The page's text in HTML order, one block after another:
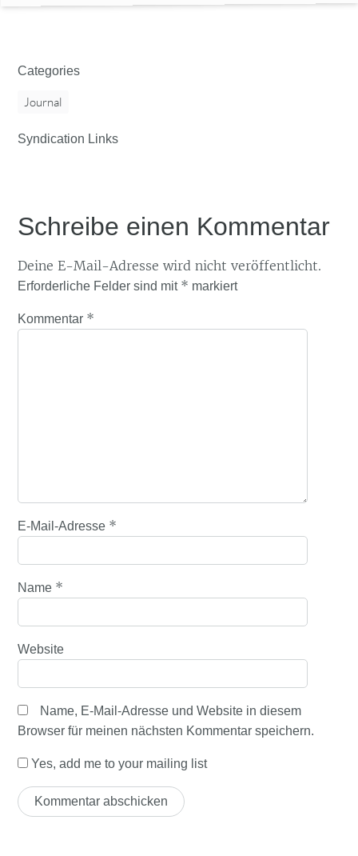
Categories
Journal
Syndication Links
Schreibe einen Kommentar
Deine E-Mail-Adresse wird nicht veröffentlicht.
Erforderliche Felder sind mit * markiert
Kommentar *
E-Mail-Adresse *
Name *
Website
Name, E-Mail-Adresse und Website in diesem
Browser für meinen nächsten Kommentar speichern.
Yes, add me to your mailing list